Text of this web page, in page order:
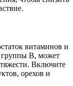
витаминов и
группы B, может
Включите
орехов и